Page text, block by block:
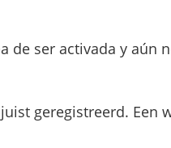
de ser activada y aún
geregistreerd. Een